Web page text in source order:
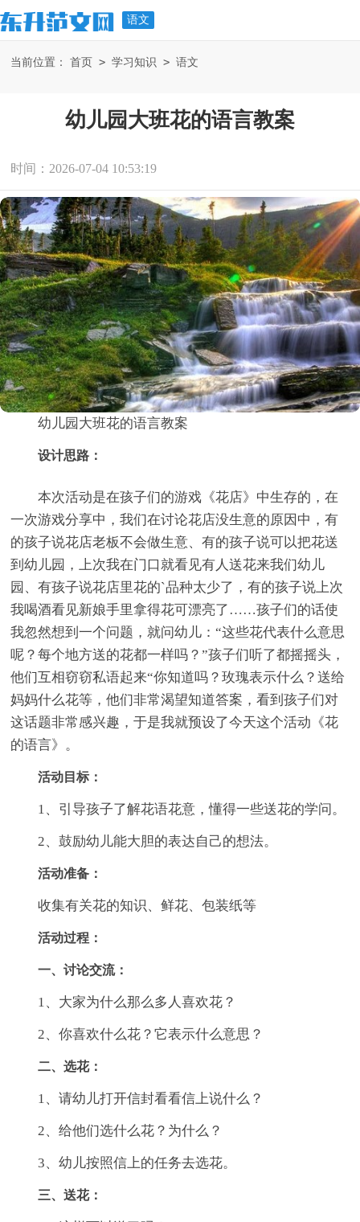
语文
当前位置： 首页 > 学习知识 > 语文
幼儿园大班花的语言教案
时间：2026-07-04 10:53:19
幼儿园大班花的语言教案
设计思路：
本次活动是在孩子们的游戏《花店》中生存的，在
一次游戏分享中，我们在讨论花店没生意的原因中，有
的孩子说花店老板不会做生意、有的孩子说可以把花送
到幼儿园，上次我在门口就看见有人送花来我们幼儿
园、有孩子说花店里花的`品种太少了，有的孩子说上次
我喝酒看见新娘手里拿得花可漂亮了……孩子们的话使
我忽然想到一个问题，就问幼儿：“这些花代表什么意思
呢？每个地方送的花都一样吗？”孩子们听了都摇摇头，
他们互相窃窃私语起来“你知道吗？玫瑰表示什么？送给
妈妈什么花等，他们非常渴望知道答案，看到孩子们对
这话题非常感兴趣，于是我就预设了今天这个活动《花
的语言》。
活动目标：
1、引导孩子了解花语花意，懂得一些送花的学问。
2、鼓励幼儿能大胆的表达自己的想法。
活动准备：
收集有关花的知识、鲜花、包装纸等
活动过程：
一、讨论交流：
1、大家为什么那么多人喜欢花？
2、你喜欢什么花？它表示什么意思？
二、选花：
1、请幼儿打开信封看看信上说什么？
2、给他们选什么花？为什么？
3、幼儿按照信上的任务去选花。
三、送花：